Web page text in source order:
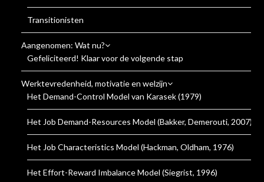
Transitionisten
Aangenomen: Wat nu?
Gefeliciteerd! Klaar voor de volgende stap
Werktevredenheid, motivatie en welzijn
Het Demand-Control Model van Karasek (1979)
Het Job Demand-Resources Model (Bakker, Demerouti, 2007)
Het Job Characteristics Model (Hackman, Oldham, 1976)
Het Effort-Reward Imbalance Model (Siegrist, 1996)